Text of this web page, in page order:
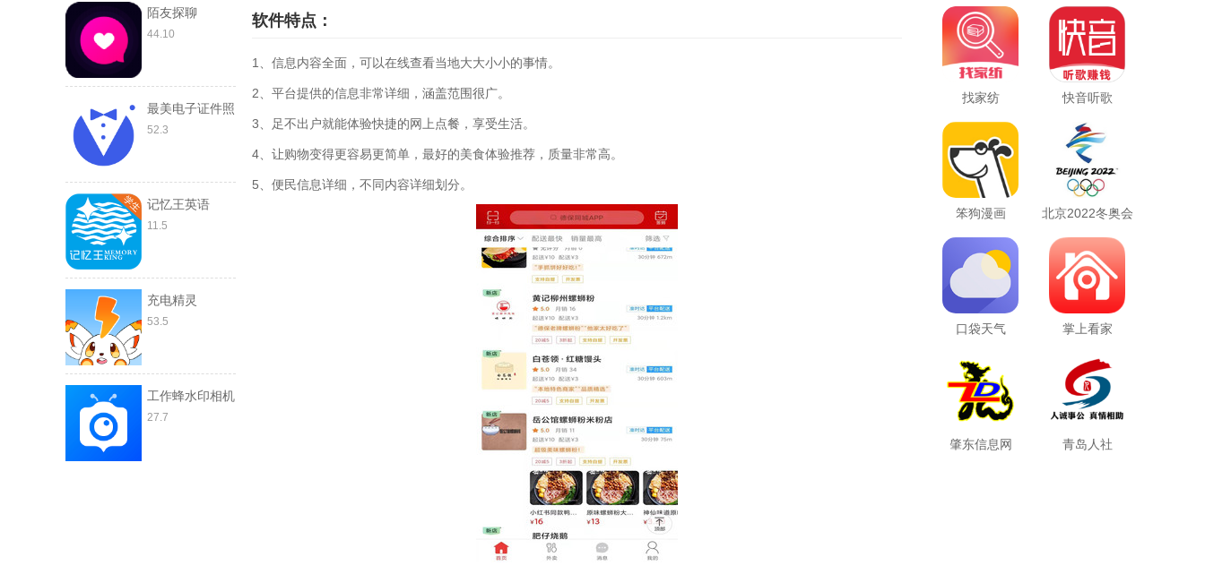
陌友探聊
44.10
最美电子证件照
52.3
记忆王英语
11.5
充电精灵
53.5
工作蜂水印相机
27.7
软件特点：
1、信息内容全面，可以在线查看当地大大小小的事情。
2、平台提供的信息非常详细，涵盖范围很广。
3、足不出户就能体验快捷的网上点餐，享受生活。
4、让购物变得更容易更简单，最好的美食体验推荐，质量非常高。
5、便民信息详细，不同内容详细划分。
找家纺 快音听歌
笨狗漫画 北京2022冬奥会
口袋天气 掌上看家
肇东信息网 青岛人社